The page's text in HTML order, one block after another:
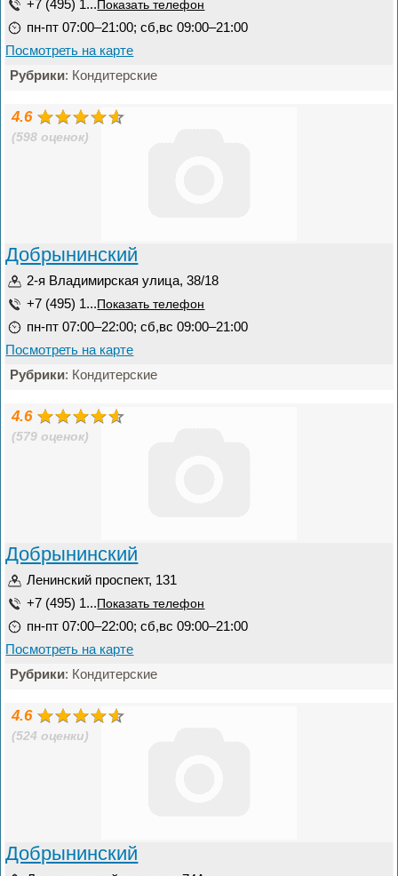
+7 (495) 1... Показать телефон
пн-пт 07:00–21:00; сб,вс 09:00–21:00
Посмотреть на карте
Рубрики: Кондитерские
4.6
(598 оценок)
Добрынинский
2-я Владимирская улица, 38/18
+7 (495) 1... Показать телефон
пн-пт 07:00–22:00; сб,вс 09:00–21:00
Посмотреть на карте
Рубрики: Кондитерские
4.6
(579 оценок)
Добрынинский
Ленинский проспект, 131
+7 (495) 1... Показать телефон
пн-пт 07:00–22:00; сб,вс 09:00–21:00
Посмотреть на карте
Рубрики: Кондитерские
4.6
(524 оценки)
Добрынинский